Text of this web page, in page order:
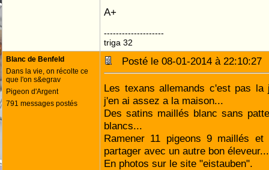
A+
--------------------
triga 32
Blanc de Benfeld
Dans la vie, on récolte ce
que l'on s&egrav
Pigeon d'Argent
791 messages postés
Posté le 08-01-2014 à
Les texans allemands c'est pas
j'en ai assez a la maison...
Des satins maillés blanc sans
blancs...
Ramener 11 pigeons 9 maillés
partager avec un autre bon éleveur...
En photos sur le site "eistauben".